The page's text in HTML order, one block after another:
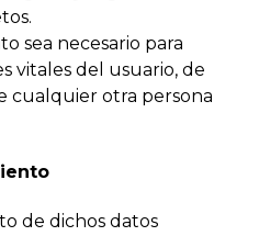
sea necesario para
vitales del usuario, de
cualquier otra persona
de dichos datos